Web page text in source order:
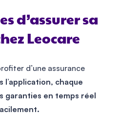
d’assurer sa
Leocare
d’une assurance
l’application, chaque
garanties en temps réel